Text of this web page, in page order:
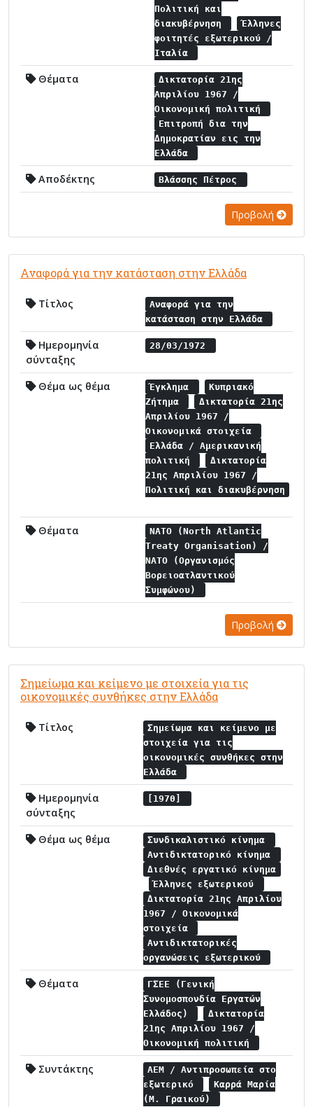
Πολιτική και
διακυβέρνηση
Έλληνες
φοιτητές εξωτερικού /
Ιταλία
Θέματα
Δικτατορία 21ης
Απριλίου 1967 /
Οικονομική πολιτική
Επιτροπή δια την
Δημοκρατίαν εις την
Ελλάδα
Αποδέκτης Βλάσσης Πέτρος
Προβολή
Αναφορά για την κατάσταση στην Ελλάδα
Τίτλος
Αναφορά για την
κατάσταση στην Ελλάδα
Ημερομηνία
σύνταξης
28/03/1972
Θέμα ως θέμα Έγκλημα
Κυπριακό
Ζήτημα
Δικτατορία 21ης
Απριλίου 1967 /
Οικονομικά στοιχεία
Ελλάδα / Αμερικανική
πολιτική
Δικτατορία
21ης Απριλίου 1967 /
Πολιτική και διακυβέρνηση
Θέματα
NATO (North Atlantic
Treaty Organisation) /
NATO (Οργανισμός
Βορειοατλαντικού
Συμφώνου)
Προβολή
Σημείωμα και κείμενο με στοιχεία για τις
οικονομικές συνθήκες στην Ελλάδα
Τίτλος
Σημείωμα και κείμενο με
στοιχεία για τις
οικονομικές συνθήκες στην
Ελλάδα
Ημερομηνία
σύνταξης
[1970]
Θέμα ως θέμα
Συνδικαλιστικό κίνημα
Αντιδικτατορικό κίνημα
Διεθνές εργατικό κίνημα
Έλληνες εξωτερικού
Δικτατορία 21ης Απριλίου
1967 / Οικονομικά
στοιχεία
Αντιδικτατορικές
οργανώσεις εξωτερικού
Θέματα
ΓΣΕΕ (Γενική
Συνομοσπονδία Εργατών
Ελλάδος)
Δικτατορία
21ης Απριλίου 1967 /
Οικονομική πολιτική
Συντάκτης
ΑΕΜ / Αντιπροσωπεία στο
εξωτερικό
Καρρά Μαρία
(Μ. Γραικού)